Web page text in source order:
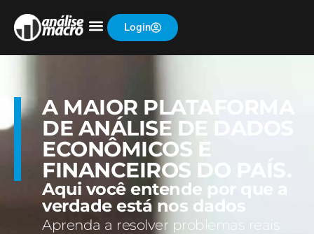
Login
A MAIOR PLATAFORMA
DE ANÁLISE DE DADOS
ECONÔMICOS E
FINANCEIROS DO PAÍS.
Aqui você entende por que a
verdade está nos dados
Aprenda a resolver problemas reais